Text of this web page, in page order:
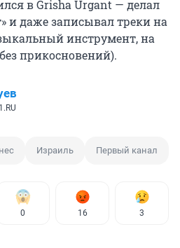
в Grisha Urgant — делал
и даже записывал треки на
инструмент, на
прикосновений).
Израиль Первый канал
0 16 3